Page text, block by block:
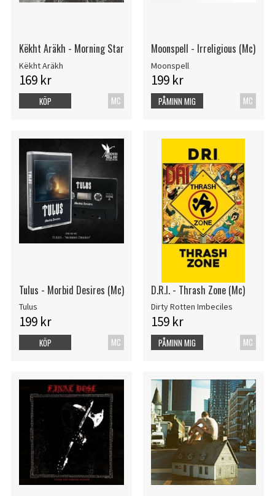
Këkht Aräkh - Morning Star
Këkht Aräkh
169 kr
MC
KÖP
Moonspell - Irreligious (Mc)
Moonspell
199 kr
MC
PÅMINN MIG
Tulus - Morbid Desires (Mc)
Tulus
199 kr
MC
KÖP
D.R.I. - Thrash Zone (Mc)
Dirty Rotten Imbeciles
159 kr
MC
PÅMINN MIG